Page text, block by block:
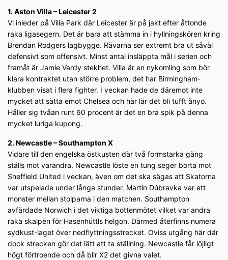
1. Aston Villa – Leicester 2
Vi inleder på Villa Park där Leicester är på jakt efter åttonde
raka ligasegern. Det är bara att stämma in i hyllningskören kring
Brendan Rodgers lagbygge. Rävarna ser extremt bra ut såväl
defensivt som offensivt. Minst antal insläppta mål i serien och
framåt är Jamie Vardy stekhet. Villa är en nykomling som bör
klara kontraktet utan större problem, det har Birmingham-
klubben visat i flera fighter. I veckan hade de däremot inte
mycket att sätta emot Chelsea och här lär det bli tufft ånyo.
Håller sig tvåan runt 60 procent är det en bra spik på denna
mycket luriga kupong.
2. Newcastle – Southampton X
Vidare till den engelska östkusten där två formstarka gäng
ställs mot varandra. Newcastle löste en tung seger borta mot
Sheffield United i veckan, även om det ska sägas att Skatorna
var utspelade under långa stunder. Martin Dúbravka var ett
monster mellan stolparna i den matchen. Southampton
avfärdade Norwich i det viktiga bottenmötet vilket var andra
raka skalpen för Hasenhüttls helgon. Därmed återfinns numera
sydkust-laget över nedflyttningsstrecket. Oviss utgång här där
dock strecken gör det lätt att ta ställning. Newcastle får löjligt
högt förtroende och då blir X2 det givna valet.